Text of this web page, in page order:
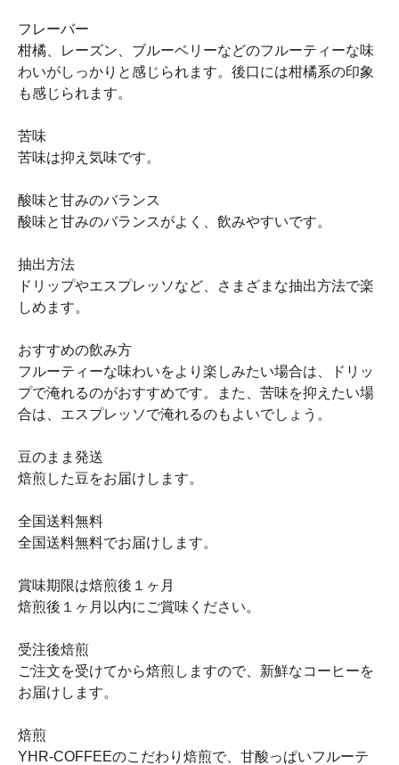
フレーバー
柑橘、レーズン、ブルーベリーなどのフルーティーな味
わいがしっかりと感じられます。後口には柑橘系の印象
も感じられます。
苦味
苦味は抑え気味です。
酸味と甘みのバランス
酸味と甘みのバランスがよく、飲みやすいです。
抽出方法
ドリップやエスプレッソなど、さまざまな抽出方法で楽
しめます。
おすすめの飲み方
フルーティーな味わいをより楽しみたい場合は、ドリッ
プで淹れるのがおすすめです。また、苦味を抑えたい場
合は、エスプレッソで淹れるのもよいでしょう。
豆のまま発送
焙煎した豆をお届けします。
全国送料無料
全国送料無料でお届けします。
賞味期限は焙煎後１ヶ月
焙煎後１ヶ月以内にご賞味ください。
受注後焙煎
ご注文を受けてから焙煎しますので、新鮮なコーヒーを
お届けします。
焙煎
YHR-COFFEEのこだわり焙煎で、甘酸っぱいフルーテ